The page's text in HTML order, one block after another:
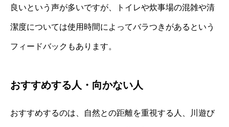
良いという声が多いですが、トイレや炊事場の混雑や清
潔度については使用時間によってバラつきがあるという
フィードバックもあります。
おすすめする人・向かない人
おすすめするのは、自然との距離を重視する人、川遊び